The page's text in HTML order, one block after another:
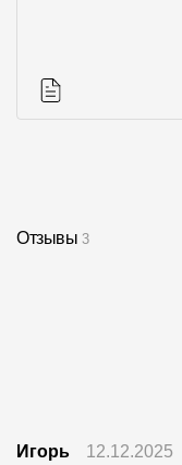
Отзывы 3
Игорь 12.12.2025